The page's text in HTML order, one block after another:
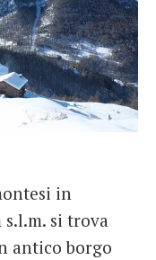
in
s.l.m. si trova
antico borgo